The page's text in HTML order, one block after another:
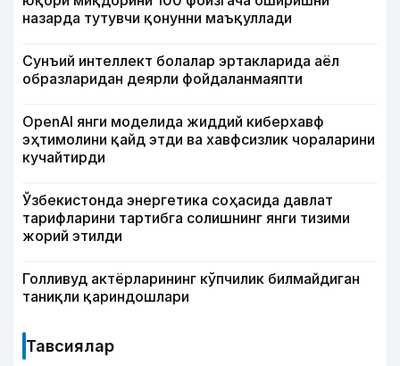
назарда тутувчи қонунни маъқуллади
Сунъий интеллект болалар эртакларида аёл
образларидан деярли фойдаланмаяпти
OpenAI янги моделида жиддий киберхавф
эҳтимолини қайд этди ва хавфсизлик чораларини
кучайтирди
Ўзбекистонда энергетика соҳасида давлат
тарифларини тартибга солишнинг янги тизими
жорий этилди
Голливуд актёрларининг кўпчилик билмайдиган
таниқли қариндошлари
Тавсиялар